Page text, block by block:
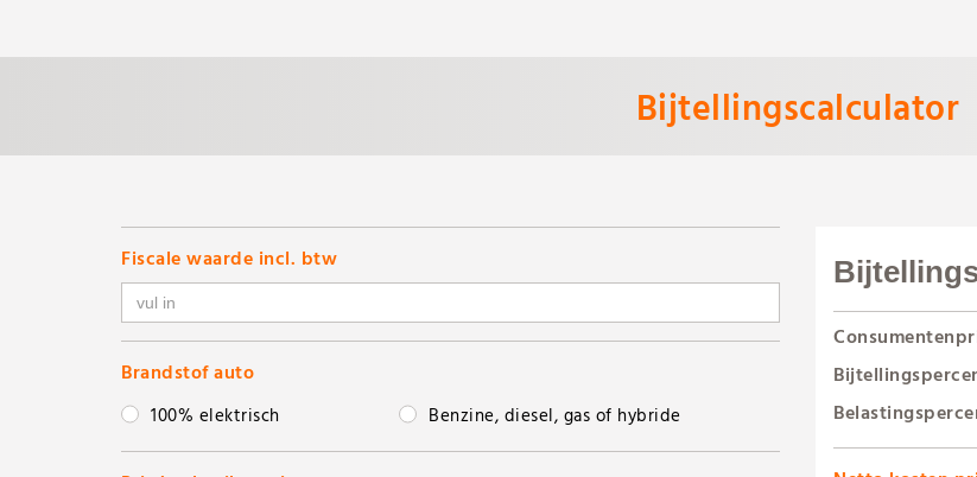
Bijtellingscalculator
Fiscale waarde incl. btw
Brandstof auto
100% elektrisch Benzine, diesel, gas of hybride